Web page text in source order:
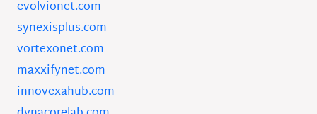
evolvionet.com
synexisplus.com
vortexonet.com
maxxifynet.com
innovexahub.com